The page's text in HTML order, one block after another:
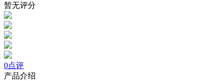
暂无评分
0点评
产品介绍